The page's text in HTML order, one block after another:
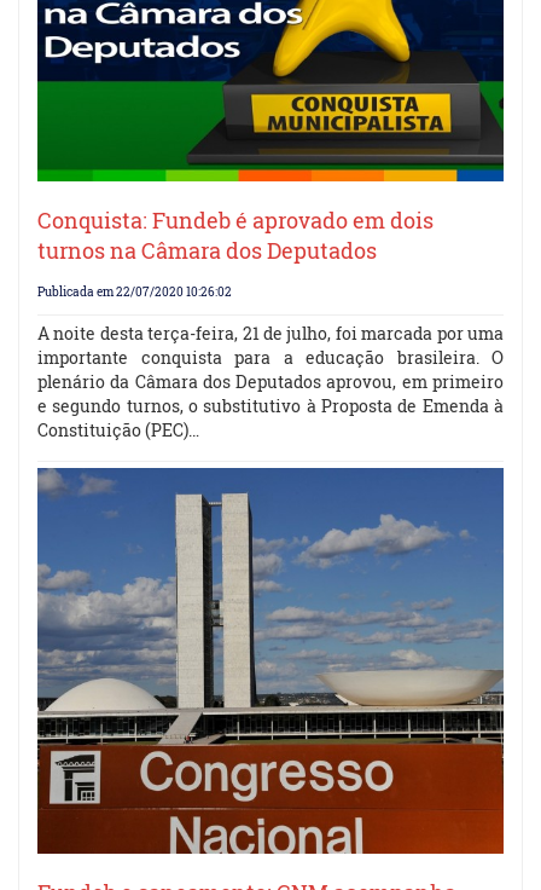
Conquista: Fundeb é aprovado em dois
turnos na Câmara dos Deputados
Publicada em 22/07/2020 10:26:02
A noite desta terça-feira, 21 de julho, foi marcada por uma
importante conquista para a educação brasileira. O
plenário da Câmara dos Deputados aprovou, em primeiro
e segundo turnos, o substitutivo à Proposta de Emenda à
Constituição (PEC)…